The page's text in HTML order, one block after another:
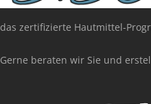
das zertifizierte Hautmittel-
Gerne beraten wir Sie und